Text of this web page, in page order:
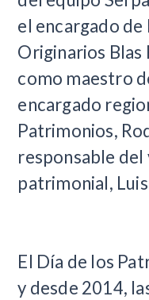
el encargado de
Originarios Blas
como maestro
encargado
Patrimonios,
responsable
patrimonial,
El Día de los
y desde 2014,